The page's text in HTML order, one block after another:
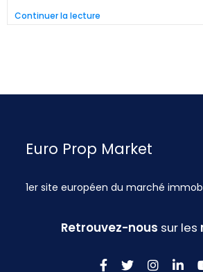
Continuer la lecture
Euro Prop Market
1er site européen du marché
Retrouvez-nous sur les